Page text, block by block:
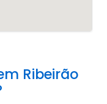
Ribeirão